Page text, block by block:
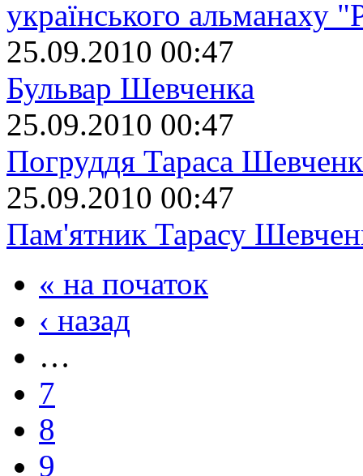
українського альманаху
25.09.2010 00:47
Бульвар Шевченка
25.09.2010 00:47
Погруддя Тараса
25.09.2010 00:47
Пам'ятник Тарасу
« на початок
‹ назад
…
7
8
9